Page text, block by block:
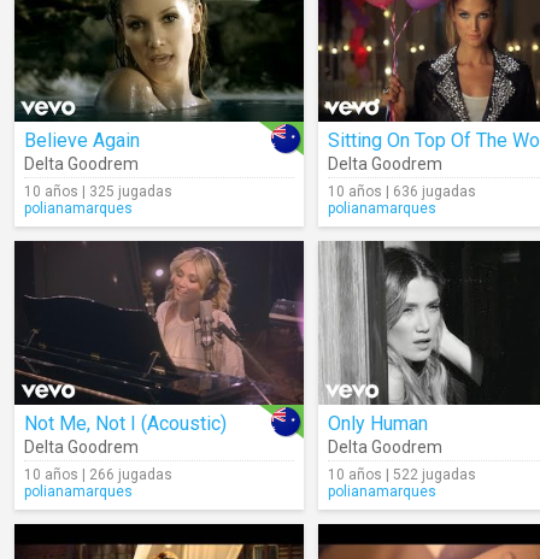
Believe Again
Delta Goodrem
10 años | 325 jugadas
polianamarques
Sitting On Top Of The
Delta Goodrem
10 años | 636 jugadas
polianamarques
Not Me, Not I (Acoustic)
Delta Goodrem
10 años | 266 jugadas
polianamarques
Only Human
Delta Goodrem
10 años | 522 jugadas
polianamarques